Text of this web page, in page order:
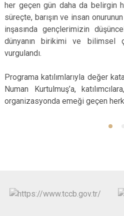
her geçen gün daha da belirgin
süreçte, barışın ve insan
inşasında gençlerimizin
dünyanın birikimi ve bilimsel
vurgulandı.
Programa katılımlarıyla değer
Numan Kurtulmuş’a,
organizasyonda emeği geçen